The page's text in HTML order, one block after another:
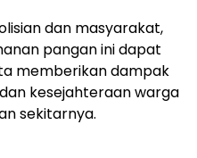
dan masyarakat,
pangan ini dapat
memberikan dampak
kesejahteraan warga
sekitarnya.